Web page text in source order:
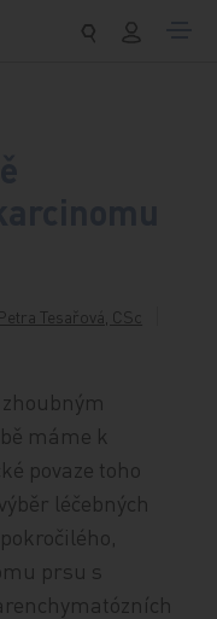
Tesařová, CSc
máme k
povaze toho
léčebných
prsu s